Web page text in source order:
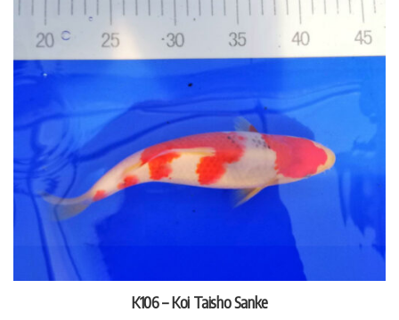
K106 – Koi Taisho Sanke